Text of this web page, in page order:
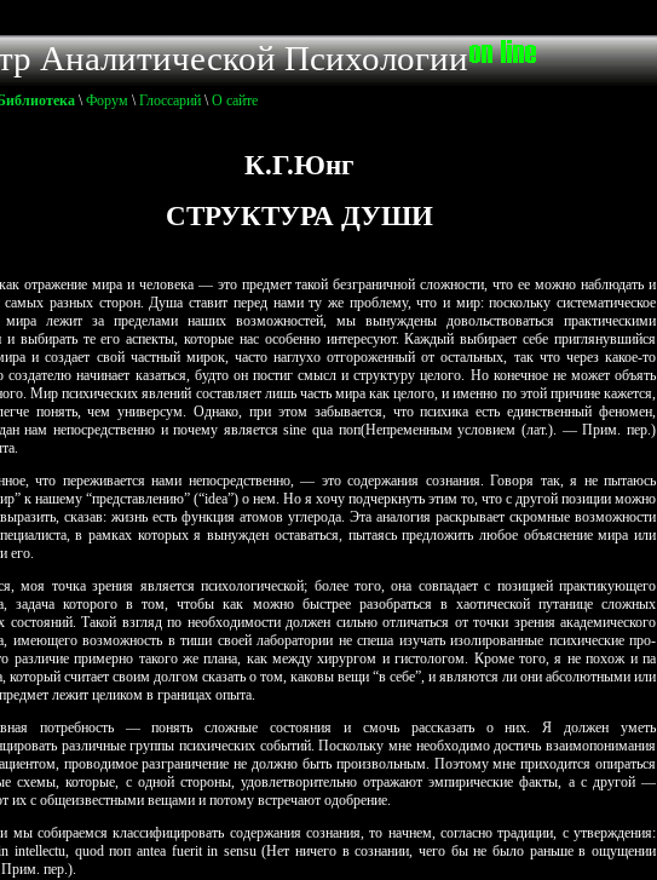
К.Г.Юнг
СТРУКТУРА ДУШИ
отражение мира и человека — это предмет такой безграничной сложности, что ее можно наблюдать и
самых разных сторон. Душа ставит перед нами ту же проблему, что и мир: поскольку систематическое
мира лежит за пределами наших возможностей, мы вынуждены довольствоваться практическими
и выбирать те его аспекты, которые нас особенно интересуют. Каждый выбирает себе приглянувшийся
и создает свой частный мирок, часто наглухо отгороженный от остальных, так что через какое-то
создателю начинает казаться, будто он постиг смысл и структуру целого. Но конечное не может объять
Мир пси­хических явлений составляет лишь часть мира как целого, и именно по этой причине кажется,
понять, чем универсум. Однако, при этом забывается, что психика есть един­ственный феномен,
нам непосредственно и почему является sine qua поп(Непременным условием (лат.). — Прим. пер.)
что переживается нами непосредственно, — это содержания сознания. Говоря так, я не пытаюсь
к нашему “представлению” (“idea”) о нем. Но я хочу подчеркнуть этим то, что с другой позиции можно
сказав: жизнь есть функция атомов углерода. Эта аналогия раскрывает скромные возможности
в рамках которых я вынужден оставаться, пытаясь предложить любое объяснение мира или
его.
моя точка зрения является психологической; более того, она совпадает с позицией практикующего
задача которого в том, чтобы как можно быстрее разобраться в хаоти­ческой путанице сложных
Такой взгляд по необходимости должен сильно отличаться от точки зрения академического
имеющего возможность в тиши своей лаборатории не спеша изучать изолированные психические про­
различие примерно такого же плана, как между хирургом и гистологом. Кроме того, я не похож и па
который считает своим долгом сказать о том, каковы вещи “в себе”, и являются ли они абсолютными или
лежит целиком в границах опыта.
потребность — понять сложные состояния и смочь рассказать о них. Я должен уметь
различные группы психических событий. Поскольку мне необ­ходимо достичь взаимопонимания
проводи­мое разграничение не должно быть произвольным. Поэтому мне приходится опираться
схемы, которые, с одной стороны, удовлетворительно отражают эмпирические факты, а с другой —
их с общеизвестными вещами и потому встречают одобрение.
мы собираемся классифицировать содержания со­знания, то начнем, согласно традиции, с утверждения:
intellectu, quod поп antea fuerit in sensu (Нет ничего в сознании, чего бы не было раньше в ощуще­нии
пер.).